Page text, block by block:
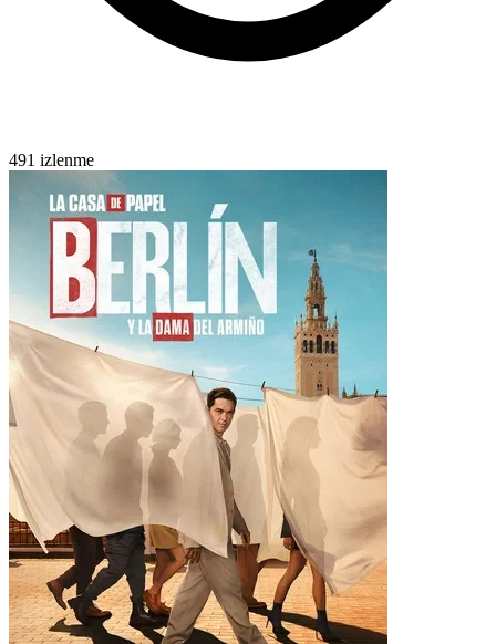
491 izlenme